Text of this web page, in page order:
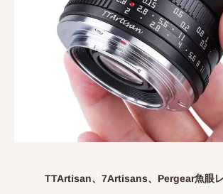
TTArtisan、7Artisans、Pergear魚眼